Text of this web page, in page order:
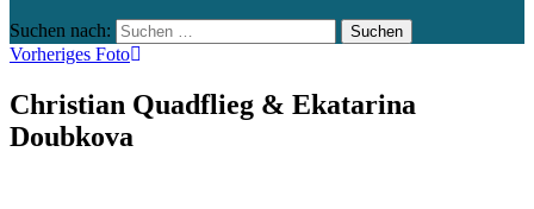
Suchen nach:
Vorheriges Foto
Christian Quadflieg & Ekatarina
Doubkova